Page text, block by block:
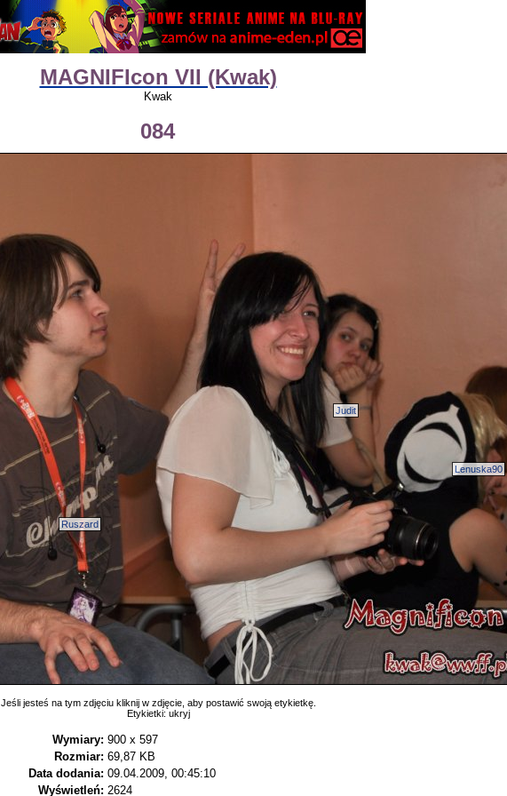
MAGNIFIcon VII (Kwak)
Kwak
084
Judit
Lenuska90
Ruszard
Jeśli jesteś na tym zdjęciu kliknij w zdjęcie, aby postawić swoją etykietkę.
Etykietki: ukryj
Wymiary: 900 x 597
Rozmiar: 69,87 KB
Data dodania: 09.04.2009, 00:45:10
Wyświetleń: 2624